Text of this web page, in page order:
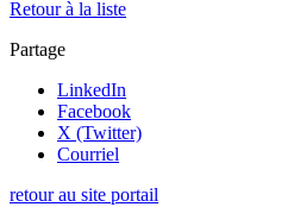
Retour à la liste
Partage
LinkedIn
Facebook
X (Twitter)
Courriel
retour au site portail